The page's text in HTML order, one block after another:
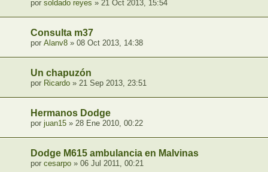
por soldado reyes » 21 Oct 2013, 15:54
Consulta m37
por Alanv8 » 08 Oct 2013, 14:38
Un chapuzón
por Ricardo » 21 Sep 2013, 23:51
Hermanos Dodge
por juan15 » 28 Ene 2010, 00:22
Dodge M615 ambulancia en Malvinas
por cesarpo » 06 Jul 2011, 00:21